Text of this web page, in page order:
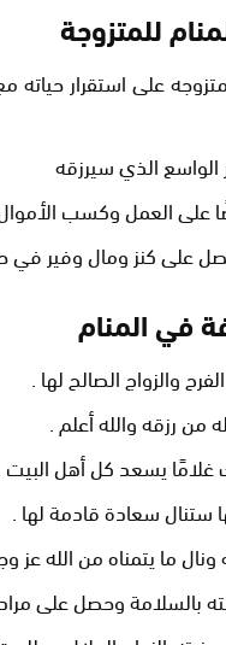
للمتزوجة
على استقرار حياته
الواسع الذي سيرزقه
العمل وكسب الأموال
على كنز ومال وفير في
في المنام
والزواج الصالح لها .
من رزقه والله أعلم .
غلامًا يسعد كل أهل البيت
ستنال سعادة قادمة لها .
ما يتمناه من الله عز
بالسلامة وحصل على